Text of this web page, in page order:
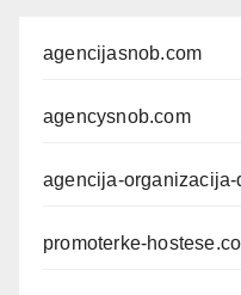
agencijasnob.com
agencysnob.com
agencija-
promoterke-